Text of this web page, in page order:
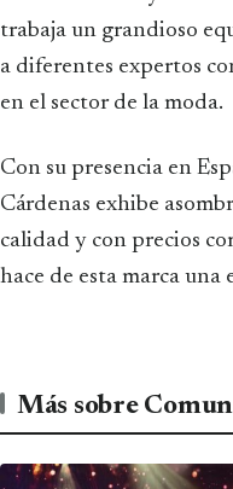
trabaja un grandioso
a diferentes expertos
en el sector de la moda.
Con su presencia en
Cárdenas exhibe
calidad y con precios
hace de esta marca una
Más sobre